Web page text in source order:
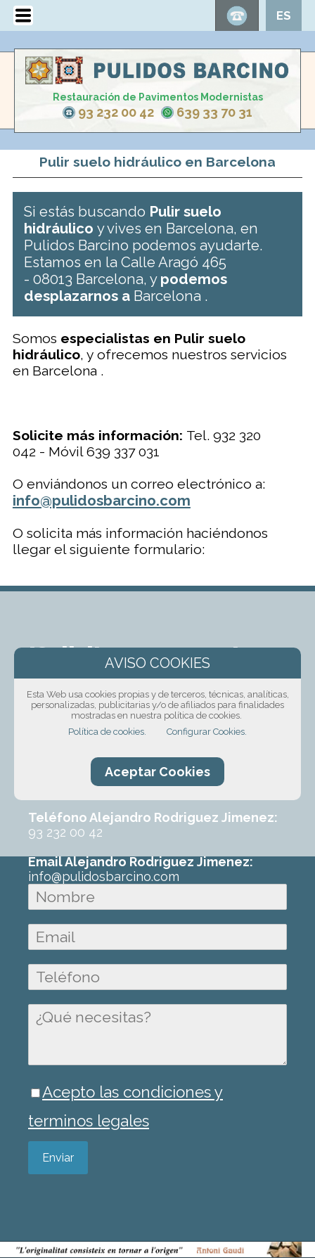
ES
Restauración de Pavimentos Modernistas
93 232 00 42 639 33 70 31
Pulir suelo hidráulico en Barcelona
Si estás buscando Pulir suelo
hidráulicoy vives en Barcelona, en
Pulidos Barcino podemos ayudarte.
Estamos en la Calle Aragó 465
- 08013 Barcelona, y podemos
desplazarnos a Barcelona .
Somos especialistas en Pulir suelo
hidráulico, y ofrecemos nuestros servicios
en Barcelona .
Solicite más información: Tel. 932 320
042 - Móvil 639 337 031
O enviándonos un correo electrónico a:
info@pulidosbarcino.com
O solicita más información haciéndonos
llegar el siguiente formulario:
¡Solicita presupuesto
sin compromiso!
Ponte en contacto con nosotros mediante
nuestro formulario, por teléfono o correo
sobre el trabajo que requeres podremos
ofrecerte un primer presupuesto sin
ningún compromiso.
Teléfono Alejandro Rodriguez Jimenez:
93 232 00 42
Email Alejandro Rodriguez Jimenez:
info@pulidosbarcino.com
Acepto las condiciones y
terminos legales
Enviar
Esta Web usa cookies propias y de terceros, técnicas, analíticas,
personalizadas, publicitarias y/o de afiliados para finalidades
mostradas en nuestra política de cookies.
Política de cookies.
Configurar Cookies.
Aceptar Cookies